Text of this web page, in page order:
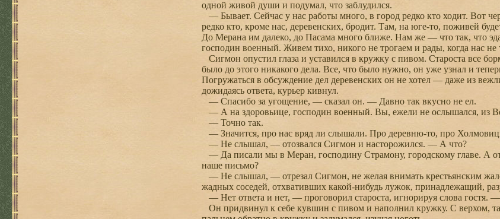
одной живой души и подумал, что заблудился.
— Бывает. Сейчас у нас работы много, в город редко кто ходит. Вот
редко кто, кроме нас, деревенских, бродит. Там, на юге-то, поживей
До Мерана им далеко, до Пасама много ближе. Нам же — что так, что
господин военный. Живем тихо, никого не трогаем и рады, когда нас не
Сигмон опустил глаза и уставился в кружку с пивом. Староста все
было до этого никакого дела. Все, что было нужно, он уже узнал и
Погружаться в обсуждение дел деревенских он не хотел — даже из
дожидаясь ответа, курьер кивнул.
— Спасибо за угощение, — сказал он. — Давно так вкусно не ел.
— А на здоровьице, господин военный. Вы, ежели не ослышался, из
— Точно так.
— Значится, про нас вряд ли слышали. Про деревню-то, про
— Не слышал, — отозвался Сигмон и насторожился. — А что?
— Да писали мы в Меран, господину Страмону, городскому главе. А
наше письмо?
— Не слышал, — отрезал Сигмон, не желая внимать крестьянским
жадных соседей, отхвативших какой-нибудь лужок, принадлежащий,
— Нет ответа и нет, — проговорил староста, игнорируя слова гостя.
Он придвинул к себе кувшин с пивом и наполнил кружку. С верхом,